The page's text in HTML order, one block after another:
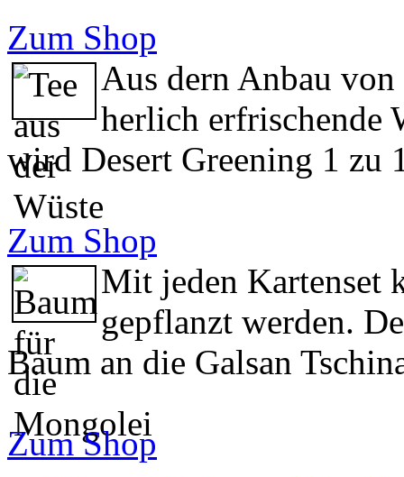
Zum Shop
Aus dern Anbau
herlich erfrischende
wird Desert Greening 1 zu
Zum Shop
Mit jeden Kartenset
gepflanzt werden.
Baum an die Galsan
Zum Shop